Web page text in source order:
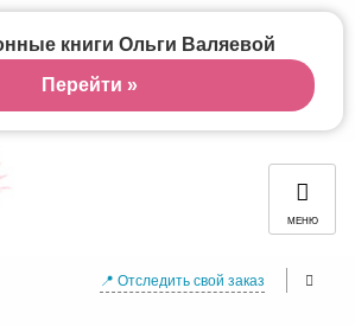
МЕНЮ
📍 Отследить свой заказ
книги Ольги Валяевой
Перейти »